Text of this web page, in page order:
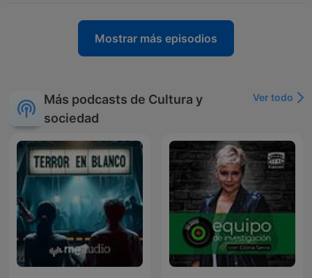
Mostrar más episodios
Más podcasts de Cultura y
sociedad
Ver todo